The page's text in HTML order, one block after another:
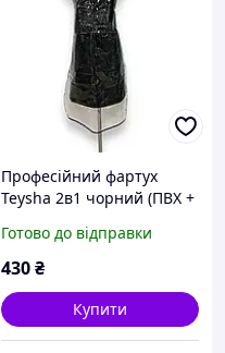
Професійний фартух
Teysha 2в1 чорний (ПВХ +
Готово до відправки
430₴
Купити